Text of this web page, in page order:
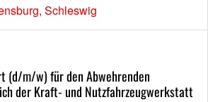
Schleswig
(d/m/w) für den Abwehrenden
der Kraft- und Nutzfahrzeugwerkstatt